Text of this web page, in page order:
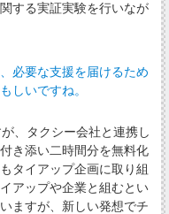
する実証実験を行いなが
必要な支援を届けるため
しいですね。
、タクシー会社と連携し
き添い二時間分を無料化
タイアップ企画に取り組
アップや企業と組むとい
ますが、新しい発想でチ